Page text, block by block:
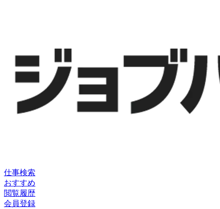
仕事検索
おすすめ
閲覧履歴
会員登録